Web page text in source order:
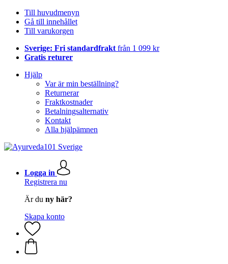
Till huvudmenyn
Gå till innehållet
Till varukorgen
Sverige: Fri standardfrakt från 1 099 kr
Gratis returer
Hjälp
Var är min beställning?
Returnerar
Fraktkostnader
Betalningsalternativ
Kontakt
Alla hjälpämnen
Logga in
Registrera nu
Är du ny här?
Skapa konto